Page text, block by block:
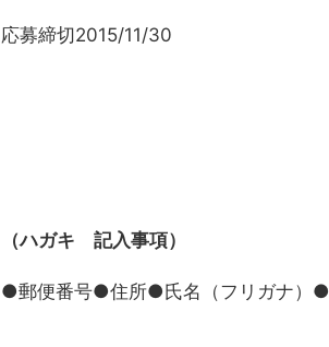
応募締切2015/11/30
（ハガキ 記入事項）
●郵便番号●住所●氏名（フリガナ）